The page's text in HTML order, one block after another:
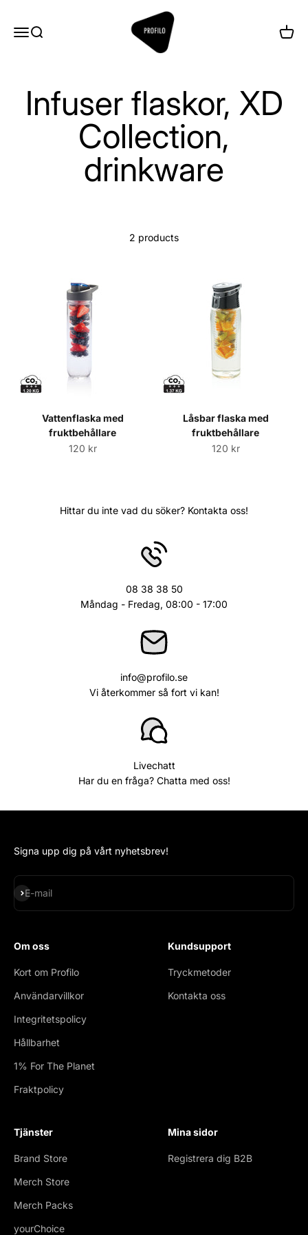
MenuSearch
Profilo
Cart
Infuser flaskor, XD
Collection,
drinkware
2 products
Vattenflaska med
fruktbehållare
Sale price
120 kr
Låsbar flaska med
fruktbehållare
Sale price
120 kr
Hittar du inte vad du söker? Kontakta oss!
08 38 38 50
Måndag - Fredag, 08:00 - 17:00
info@profilo.se
Vi återkommer så fort vi kan!
Livechatt
Har du en fråga? Chatta med oss!
Signa upp dig på vårt nyhetsbrev!
E-mail
Subscribe
Om oss
Kort om Profilo
Användarvillkor
Integritetspolicy
Hållbarhet
1% For The Planet
Fraktpolicy
Kundsupport
Tryckmetoder
Kontakta oss
Tjänster
Brand Store
Merch Store
Merch Packs
yourChoice
Mina sidor
Registrera dig B2B